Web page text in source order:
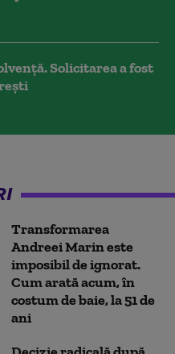
Solicitarea a fost
Transformarea
Andreei Marin este
imposibil de ignorat.
Cum arată acum, în
costum de baie, la 51 de
ani